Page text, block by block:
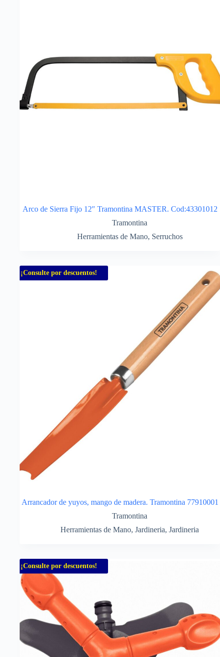
Arco de Sierra Fijo 12″ Tramontina MASTER. Cod:43301012
Tramontina
Herramientas de Mano, Serruchos
¡Consulte por descuentos!
Arrancador de yuyos, mango de madera. Tramontina 77910001
Tramontina
Herramientas de Mano, Jardineria, Jardineria
¡Consulte por descuentos!